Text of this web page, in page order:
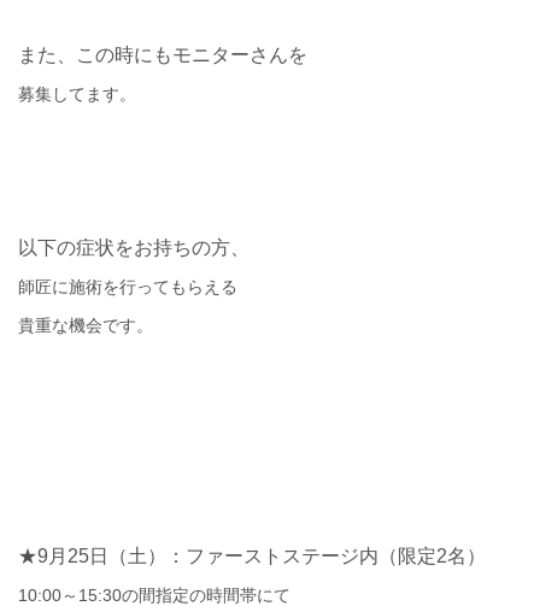
また、この時にもモニターさんを
募集してます。
以下の症状をお持ちの方、
師匠に施術を行ってもらえる
貴重な機会です。
★9 月 25日（土）：ファーストステージ内（限定2名）
10:00～ 15:30の間指定の時間帯にて